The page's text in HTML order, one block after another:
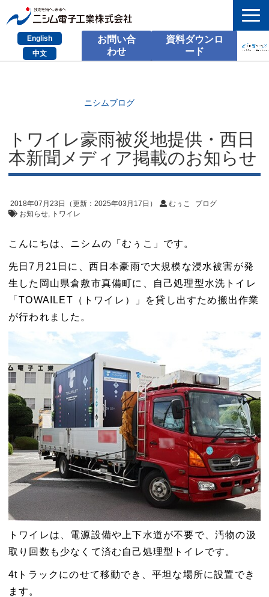
English
中文
お問い合
わせ
資料ダウンロ
ード
検索
課題別のご相談
サポート情報
ニシムブログ
トワイレ豪雨被災地提供・西日
本新聞メディア掲載のお知らせ
2018年07月23日 （更新： 2025年03月17日 ） むぅこ
ブログ
お知らせ
トワイレ
こんにちは、ニシムの「むぅこ」です。
先日7月21日に、西日本豪雨で大規模な浸水被害が発
生した岡山県倉敷市真備町に、自己処理型水洗トイレ
「TOWAILET（トワイレ）」を貸し出すため搬出作業
が行われました。
トワイレは、電源設備や上下水道が不要で、汚物の汲
取り回数も少なくて済む 自己処理型トイレです。
4tトラックにのせて移動でき、平坦な場所に設置でき
ます。